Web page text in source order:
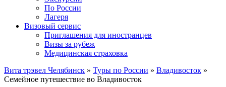
По России
Лагеря
Визовый сервис
Приглашения для иностранцев
Визы за рубеж
Медицинская страховка
Вита трэвел Челябинск » Туры по России » Владивосток »
Семейное путешествие во Владивосток